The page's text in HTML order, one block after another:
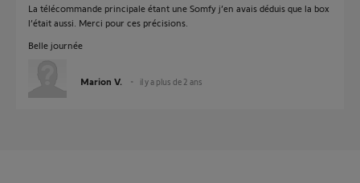
La télécommande principale étant une Somfy j’en avais déduis que la box
l’était aussi. Merci pour ces précisions.
Belle journée
Marion V. il y a plus de 2 ans